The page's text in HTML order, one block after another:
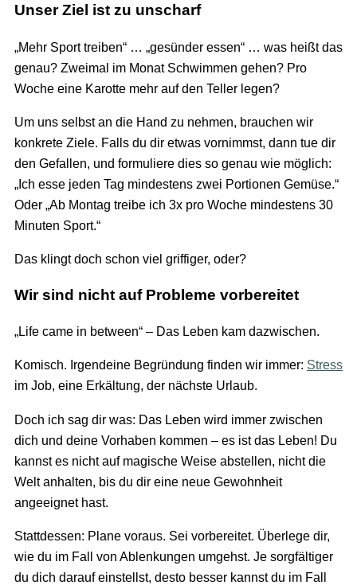
Unser Ziel ist zu unscharf
„Mehr Sport treiben“ … „gesünder essen“ … was heißt das
genau? Zweimal im Monat Schwimmen gehen? Pro
Woche eine Karotte mehr auf den Teller legen?
Um uns selbst an die Hand zu nehmen, brauchen wir
konkrete Ziele. Falls du dir etwas vornimmst, dann tue dir
den Gefallen, und formuliere dies so genau wie möglich:
„Ich esse jeden Tag mindestens zwei Portionen Gemüse.“
Oder „Ab Montag treibe ich 3x pro Woche mindestens 30
Minuten Sport.“
Das klingt doch schon viel griffiger, oder?
Wir sind nicht auf Probleme vorbereitet
„Life came in between“ – Das Leben kam dazwischen.
Komisch. Irgendeine Begründung finden wir immer: Stress
im Job, eine Erkältung, der nächste Urlaub.
Doch ich sag dir was: Das Leben wird immer zwischen
dich und deine Vorhaben kommen – es ist das Leben! Du
kannst es nicht auf magische Weise abstellen, nicht die
Welt anhalten, bis du dir eine neue Gewohnheit
angeeignet hast.
Stattdessen: Plane voraus. Sei vorbereitet. Überlege dir,
wie du im Fall von Ablenkungen umgehst. Je sorgfältiger
du dich darauf einstellst, desto besser kannst du im Fall